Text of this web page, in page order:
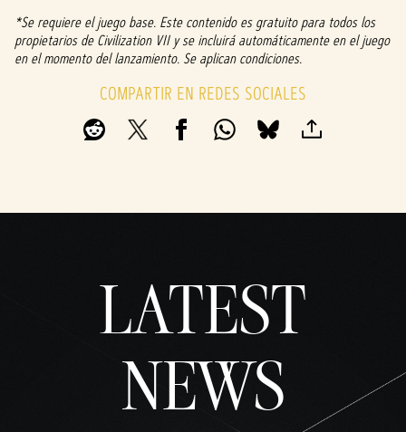
y
repro
ducir
*Se requiere el juego base. Este contenido es gratuito para todos los
propietarios de Civilization VII y se incluirá automáticamente en el juego
en el momento del lanzamiento. Se aplican condiciones.
COMPARTIR EN REDES SOCIALES
LATEST
NEWS